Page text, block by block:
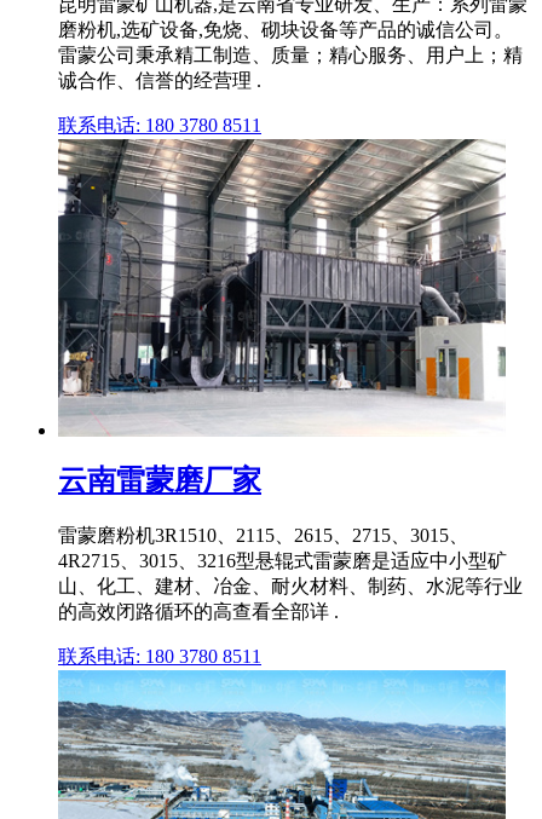
昆明雷蒙矿山机器,是云南省专业研发、生产：系列雷蒙
磨粉机,选矿设备,免烧、砌块设备等产品的诚信公司。
雷蒙公司秉承精工制造、质量；精心服务、用户上；精
诚合作、信誉的经营理 .
联系电话: 180 3780 8511
云南雷蒙磨厂家
雷蒙磨粉机3R1510、2115、2615、2715、3015、
4R2715、3015、3216型悬辊式雷蒙磨是适应中小型矿
山、化工、建材、冶金、耐火材料、制药、水泥等行业
的高效闭路循环的高查看全部详 .
联系电话: 180 3780 8511